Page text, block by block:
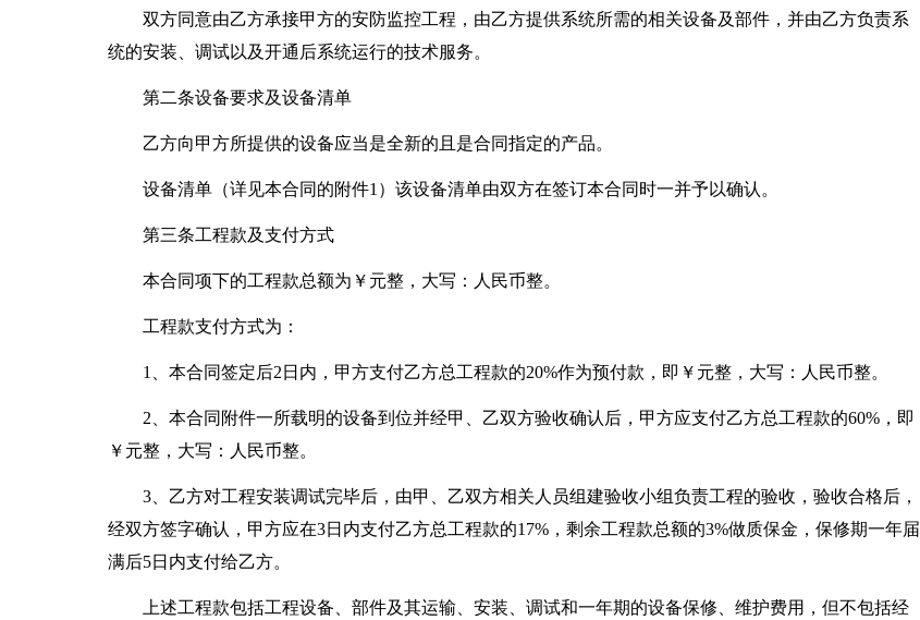
双方同意由乙方承接甲方的安防监控工程，由乙方提供系统所需的相关设备及部件，并由乙方负责系
统的安装、调试以及开通后系统运行的技术服务。
第二条设备要求及设备清单
乙方向甲方所提供的设备应当是全新的且是合同指定的产品。
设备清单（详见本合同的附件1）该设备清单由双方在签订本合同时一并予以确认。
第三条工程款及支付方式
本合同项下的工程款总额为￥元整，大写：人民币整。
工程款支付方式为：
1、本合同签定后2日内，甲方支付乙方总工程款的20%作为预付款，即￥元整，大写：人民币整。
2、本合同附件一所载明的设备到位并经甲、乙双方验收确认后，甲方应支付乙方总工程款的60%，即
￥元整，大写：人民币整。
3、乙方对工程安装调试完毕后，由甲、乙双方相关人员组建验收小组负责工程的验收，验收合格后，
经双方签字确认，甲方应在3日内支付乙方总工程款的17%，剩余工程款总额的3%做质保金，保修期一年届
满后5日内支付给乙方。
上述工程款包括工程设备、部件及其运输、安装、调试和一年期的设备保修、维护费用，但不包括经